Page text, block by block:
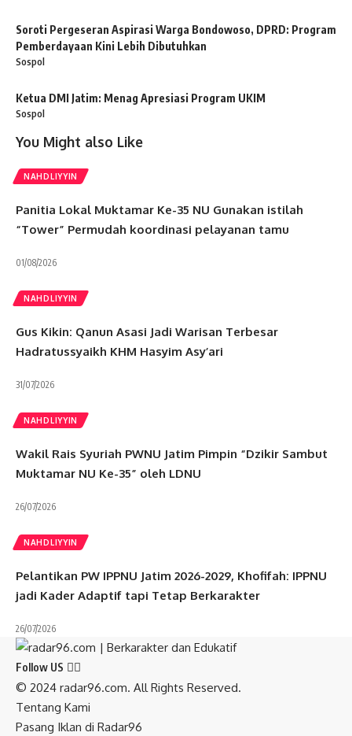
Soroti Pergeseran Aspirasi Warga Bondowoso, DPRD: Program
Pemberdayaan Kini Lebih Dibutuhkan
Sospol
Ketua DMI Jatim: Menag Apresiasi Program UKIM
Sospol
You Might also Like
NAHDLIYYIN
Panitia Lokal Muktamar Ke-35 NU Gunakan istilah
“Tower” Permudah koordinasi pelayanan tamu
01/08/2026
NAHDLIYYIN
Gus Kikin: Qanun Asasi Jadi Warisan Terbesar
Hadratussyaikh KHM Hasyim Asy’ari
31/07/2026
NAHDLIYYIN
Wakil Rais Syuriah PWNU Jatim Pimpin “Dzikir Sambut
Muktamar NU Ke-35” oleh LDNU
26/07/2026
NAHDLIYYIN
Pelantikan PW IPPNU Jatim 2026-2029, Khofifah: IPPNU
jadi Kader Adaptif tapi Tetap Berkarakter
26/07/2026
Follow US
© 2024 radar96.com. All Rights Reserved.
Tentang Kami
Pasang Iklan di Radar96